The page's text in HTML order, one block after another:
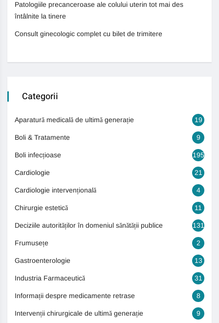
Patologiile precanceroase ale colului uterin tot mai des
întâlnite la tinere
Consult ginecologic complet cu bilet de trimitere
Categorii
Aparatură medicală de ultimă generație 19
Boli & Tratamente 9
Boli infecțioase 195
Cardiologie 21
Cardiologie intervențională 4
Chirurgie estetică 11
Deciziile autorităților în domeniul sănătății publice 131
Frumusețe 2
Gastroenterologie 13
Industria Farmaceutică 31
Informații despre medicamente retrase 8
Intervenții chirurgicale de ultimă generație 9